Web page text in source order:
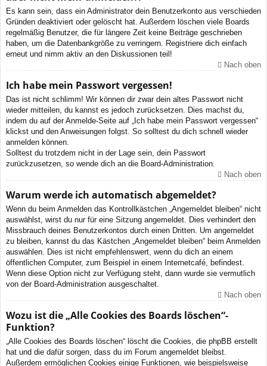
Es kann sein, dass ein Administrator dein Benutzerkonto aus verschieden
Gründen deaktiviert oder gelöscht hat. Außerdem löschen viele Boards
regelmäßig Benutzer, die für längere Zeit keine Beiträge geschrieben
haben, um die Datenbankgröße zu verringern. Registriere dich einfach
erneut und nimm aktiv an den Diskussionen teil!
Nach oben
Ich habe mein Passwort vergessen!
Das ist nicht schlimm! Wir können dir zwar dein altes Passwort nicht
wieder mitteilen, du kannst es jedoch zurücksetzen. Dies machst du,
indem du auf der Anmelde-Seite auf „Ich habe mein Passwort vergessen“
klickst und den Anweisungen folgst. So solltest du dich schnell wieder
anmelden können.
Solltest du trotzdem nicht in der Lage sein, dein Passwort
zurückzusetzen, so wende dich an die Board-Administration.
Nach oben
Warum werde ich automatisch abgemeldet?
Wenn du beim Anmelden das Kontrollkästchen „Angemeldet bleiben“ nicht
auswählst, wirst du nur für eine Sitzung angemeldet. Dies verhindert den
Missbrauch deines Benutzerkontos durch einen Dritten. Um angemeldet
zu bleiben, kannst du das Kästchen „Angemeldet bleiben“ beim Anmelden
auswählen. Dies ist nicht empfehlenswert, wenn du dich an einem
öffentlichen Computer, zum Beispiel in einem Internetcafé, befindest.
Wenn diese Option nicht zur Verfügung steht, dann wurde sie vermutlich
von der Board-Administration ausgeschaltet.
Nach oben
Wozu ist die „Alle Cookies des Boards löschen“-
Funktion?
„Alle Cookies des Boards löschen“ löscht die Cookies, die phpBB erstellt
hat und die dafür sorgen, dass du im Forum angemeldet bleibst.
Außerdem ermöglichen Cookies einige Funktionen, wie beispielsweise